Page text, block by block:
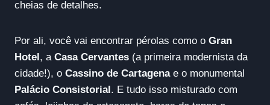
cheias de detalhes.
Por ali, você vai encontrar pérolas como o Gran
Hotel, a Casa Cervantes (a primeira modernista da
cidade!), o Cassino de Cartagenae o monumental
Palácio Consistorial. E tudo isso misturado com